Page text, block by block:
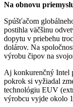
Na obnovu
Spúšťačom
postihla väčšinu
dopytu v priebehu
dolárov. Na
výrobu čipov na
Aj konkurenčný Intel
pokrok si vyžiadal
technológiu EUV
výrobcu vyjde okolo